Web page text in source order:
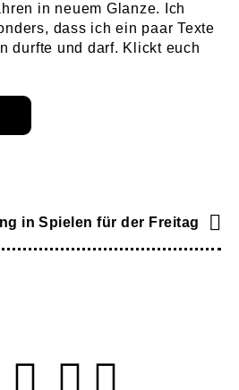
in neuem Glanze. Ich
dass ich ein paar Texte
durfte und darf. Klickt euch
in Spielen für der Freitag